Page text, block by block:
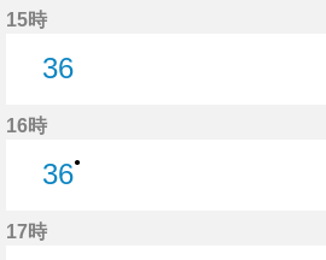
15時
36
16時
36●
17時